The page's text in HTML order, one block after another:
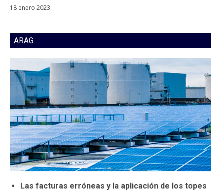
18 enero 2023
ARAG
Las facturas erróneas y la aplicación de los topes